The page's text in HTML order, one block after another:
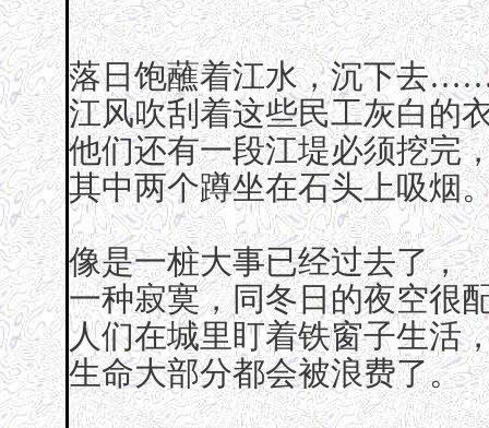
落日饱蘸着江水，沉下去
江风吹刮着这些民工灰白的
他们还有一段江堤必须挖完
其中两个蹲坐在石头上吸烟
像是一桩大事已经过去了，
一种寂寞，同冬日的夜空很
人们在城里盯着铁窗子生活
生命大部分都会被浪费了。